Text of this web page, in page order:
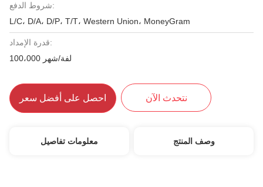
شروط الدفع:
L/C، D/A، D/P، T/T، Western Union، MoneyGram
قدرة الإمداد:
100،000 لفة/شهر
احصل على أفضل سعر نتحدث الآن
معلومات تفاصيل وصف المنتج